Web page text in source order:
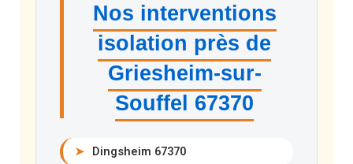
Nos interventions
isolation près de
Griesheim-sur-
Souffel 67370
➤ Dingsheim 67370